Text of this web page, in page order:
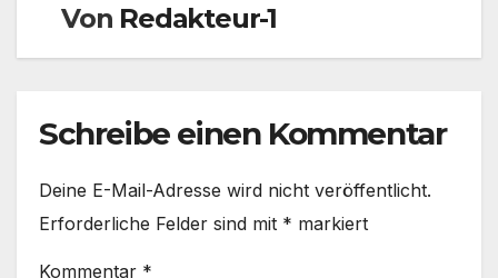
Von Redakteur-1
Schreibe einen Kommentar
Deine E-Mail-Adresse wird nicht veröffentlicht.
Erforderliche Felder sind mit * markiert
Kommentar *